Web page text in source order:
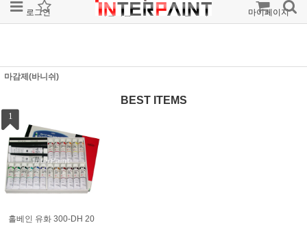
로그인 회원가입 주문조회 마이페이지
마감제(바니쉬)
BEST ITEMS
1
홀베인 유화 300-DH 20